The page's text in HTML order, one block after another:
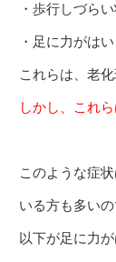
・歩行しづら
・足に力がは
これらは、老
しかし、これ
このような症
いる方も多い
以下が足に力